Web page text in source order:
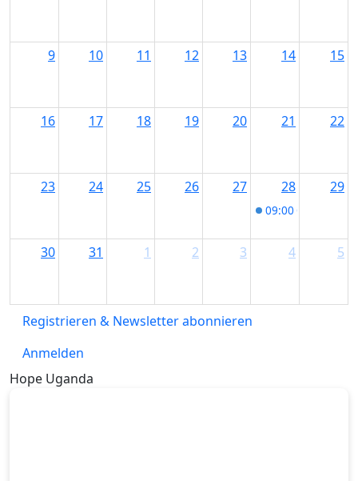
9 10 11 12 13 14 15
16 17 18 19 20 21 22
23 24 25 26 27 28
09:00
29
30 31 1 2 3 4 5
Registrieren & Newsletter abonnieren
Anmelden
Hope Uganda